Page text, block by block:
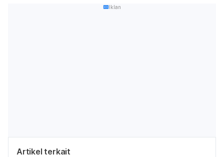
Iklan
Artikel terkait